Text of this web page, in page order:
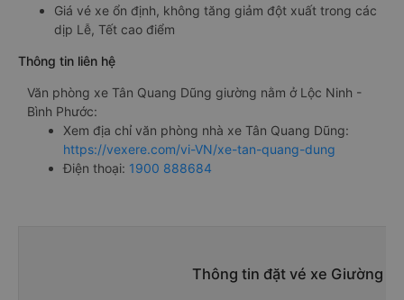
Giá vé xe ổn định, không tăng giảm đột xuất trong các
dịp Lễ, Tết cao điểm
Thông tin liên hệ
Văn phòng xe Tân Quang Dũng giường nằm ở Lộc Ninh -
Bình Phước:
Xem địa chỉ văn phòng nhà xe Tân Quang Dũng:
https://vexere.com/vi-VN/xe-tan-quang-dung
Điện thoại: 1900 888684
Thông tin đặt vé xe Giường